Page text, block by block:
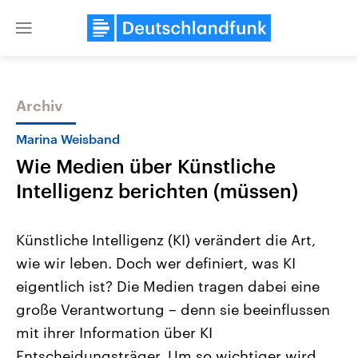
Close
Themen
Landtagswahl Sachsen-Anhalt
2026
Alle Informationen
Sachsen-Anhalt wählt am 6.
September 2026 einen neuen
Landtag. Seit 2021 wird das
Bundesland von einer Koalition aus
Aktuelle Beiträge,
Hintergründe
Wirtschaftlich und
mit großem Einfluss auf
Archiv
Marina Weisband
Wie Medien über Künstliche
Intelligenz berichten (müssen)
Künstliche Intelligenz (KI) verändert die Art,
wie wir leben. Doch wer definiert, was KI
eigentlich ist? Die Medien tragen dabei eine
große Verantwortung – denn sie beeinflussen
mit ihrer Information über KI